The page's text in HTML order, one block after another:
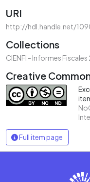
URI
http://hdl.handle.net/
Collections
CIENFI - Informes Fiscales
Creative
Full item page